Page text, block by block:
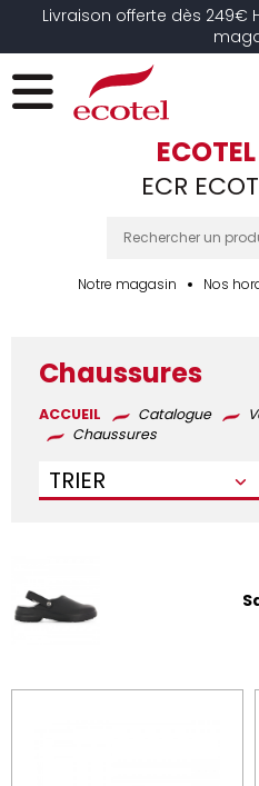
Livraison offerte dès 249€
ECOTEL
ECR
Notre magasin Nos
Chaussures
ACCUEIL Catalogue
Chaussures
TRIER
Panneau de gestion des cookies